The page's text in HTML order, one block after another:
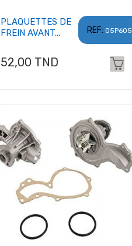
REF: 05P605
PLAQUETTES DE
FREIN AVANT...
Prix
52,00 TND